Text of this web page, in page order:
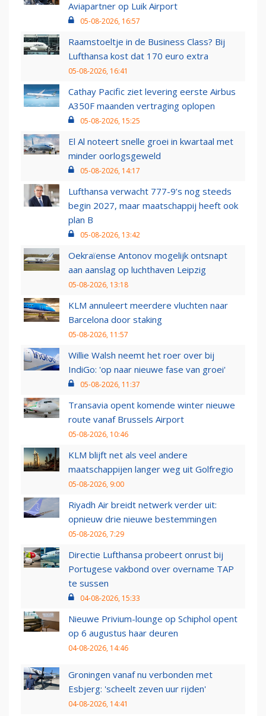
Aviapartner op Luik Airport
05-08-2026, 16:57
Raamstoeltje in de Business Class? Bij
Lufthansa kost dat 170 euro extra
05-08-2026, 16:41
Cathay Pacific ziet levering eerste Airbus
A350F maanden vertraging oplopen
05-08-2026, 15:25
El Al noteert snelle groei in kwartaal met
minder oorlogsgeweld
05-08-2026, 14:17
Lufthansa verwacht 777-9’s nog steeds
begin 2027, maar maatschappij heeft ook
plan B
05-08-2026, 13:42
Oekraïense Antonov mogelijk ontsnapt
aan aanslag op luchthaven Leipzig
05-08-2026, 13:18
KLM annuleert meerdere vluchten naar
Barcelona door staking
05-08-2026, 11:57
Willie Walsh neemt het roer over bij
IndiGo: 'op naar nieuwe fase van groei'
05-08-2026, 11:37
Transavia opent komende winter nieuwe
route vanaf Brussels Airport
05-08-2026, 10:46
KLM blijft net als veel andere
maatschappijen langer weg uit Golfregio
05-08-2026, 9:00
Riyadh Air breidt netwerk verder uit:
opnieuw drie nieuwe bestemmingen
05-08-2026, 7:29
Directie Lufthansa probeert onrust bij
Portugese vakbond over overname TAP
te sussen
04-08-2026, 15:33
Nieuwe Privium-lounge op Schiphol opent
op 6 augustus haar deuren
04-08-2026, 14:46
Groningen vanaf nu verbonden met
Esbjerg: 'scheelt zeven uur rijden'
04-08-2026, 14:41